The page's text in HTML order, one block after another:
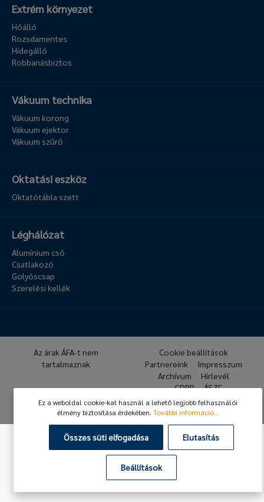
Extrém környezet
Hőálló
Rozsdamentes
Hidegálló
Robbanásbiztos
Vákuum technika
Vákuum korong
Vákuum ejektor
Vákuum szűrő
Oktatási eszköz
Oktatótábla szett
Léghálózat
Alumínium cső
Csatlakozó
Golyóscsap
Szerelési kellék
© 2026 Hafner Pneumatika
Az árak ÁFA-t nem
tartalmaznak
Cookie beállítások
Partnereink
Impresszum
Archívum
Hírlevél
GDPR
ÁSZF
Ez a weboldal cookie-kat használ a lehető legjobb felhasználói
élmény biztosítása érdekében. További információ...
Összes süti elfogadása Elutasítás
Beállítások